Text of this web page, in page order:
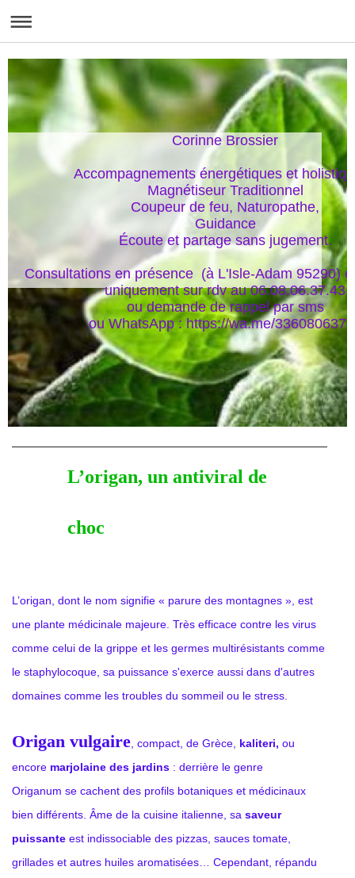
Corinne Brossier
Accompagnements énergétiques et
Magnétiseur Traditionnel
Coupeur de feu, Naturopathe,
Guidance
Écoute et partage sans jugement.
Consultations en présence  (à L'Isle-Adam 95290)
uniquement sur rdv au 06.08.06.37.43
ou demande de rappel par sms
ou WhatsApp : https://wa.me/
L’origan, un antiviral de
choc
L’origan, dont le nom signifie « parure des montagnes », est
une plante médicinale majeure. Très efficace contre les virus
comme celui de la grippe et les germes multirésistants comme
le staphylocoque, sa puissance s'exerce aussi dans d'autres
domaines comme les troubles du sommeil ou le stress.
Origan vulgaire , compact, de Grèce, kaliteri, ou
encore marjolaine des jardins : derrière le genre
Origanum se cachent des profils botaniques et médicinaux
bien différents. Âme de la cuisine italienne, sa saveur
puissante est indissociable des pizzas, sauces tomate,
grillades et autres huiles aromatisées… Cependant, répandu